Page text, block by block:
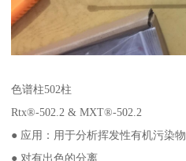
色谱柱502柱
Rtx®-502.2 & MXT®-502.2
● 应用：用于分析挥发性有机污染物
● 对有出色的分离